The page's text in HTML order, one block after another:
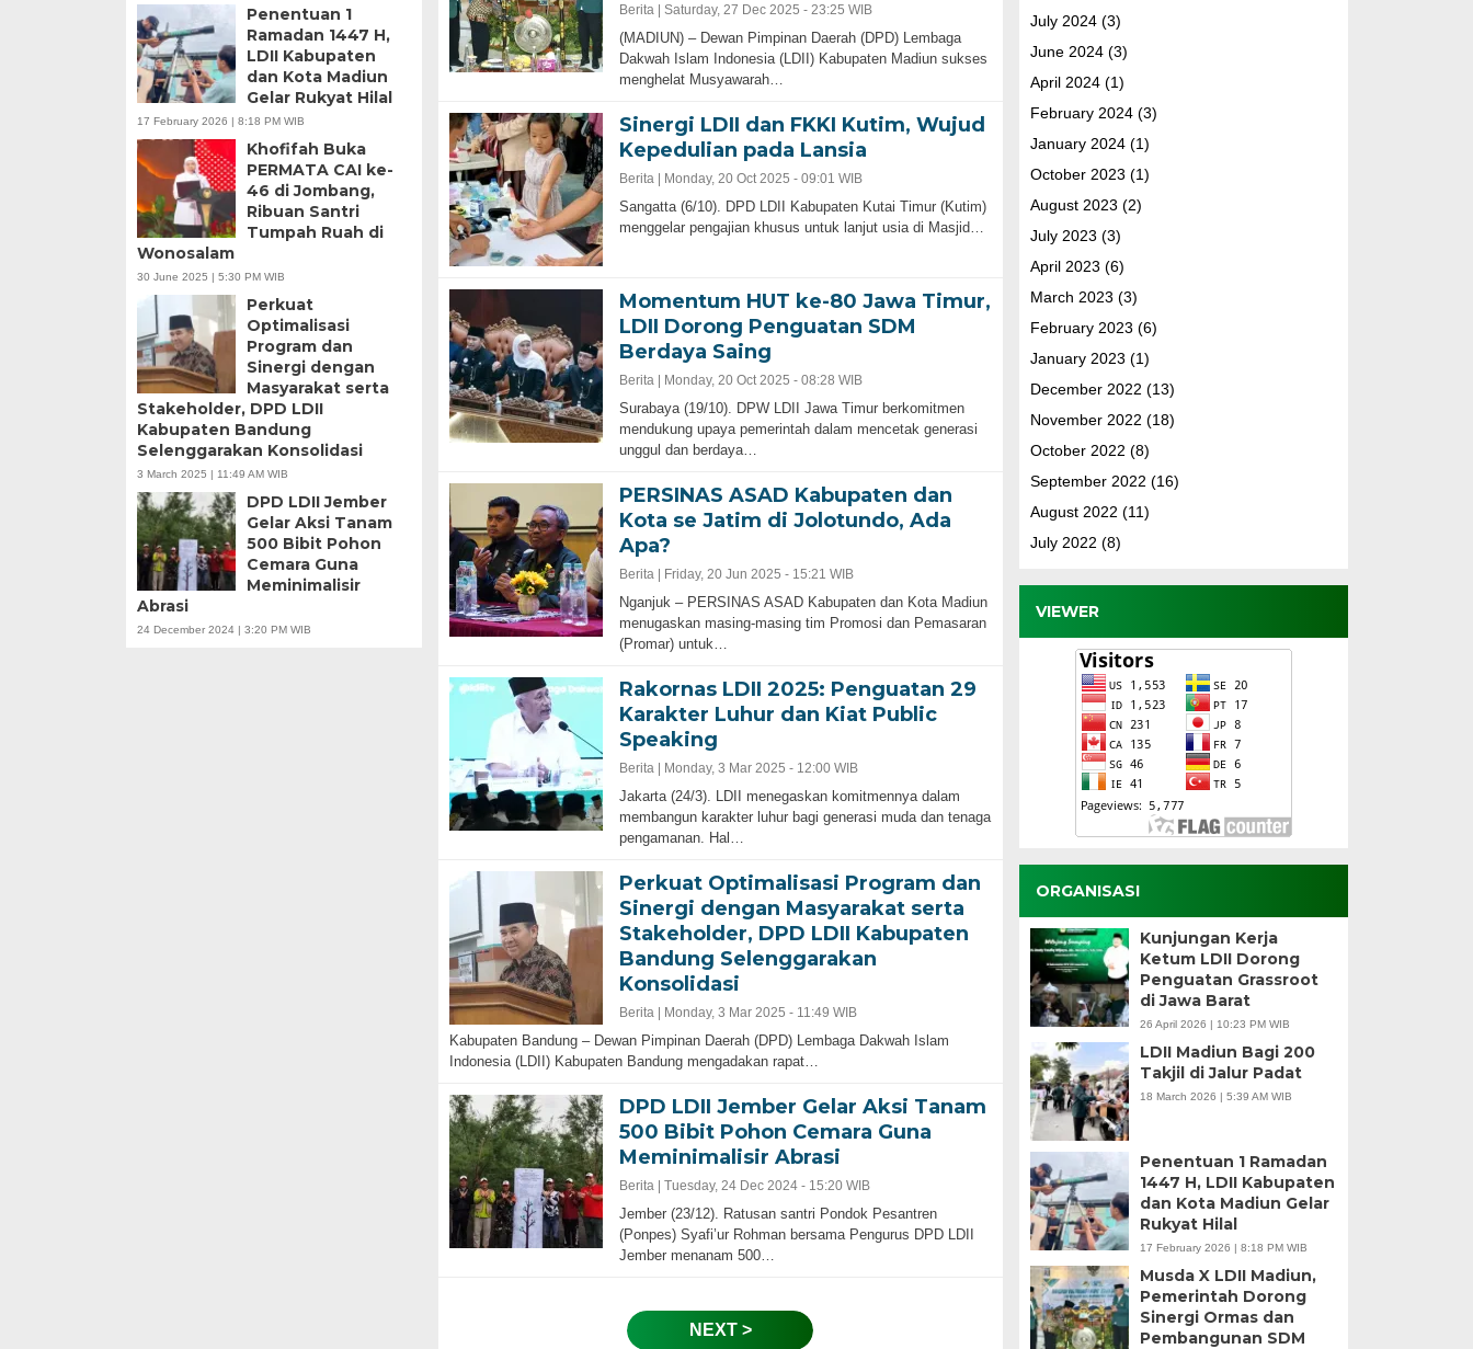
Penentuan 1
Ramadan 1447 H,
LDII Kabupaten
dan Kota Madiun
Gelar Rukyat Hilal
17 February 2026 | 8:18 PM WIB
Khofifah Buka
PERMATA CAI ke-
46 di Jombang,
Ribuan Santri
Tumpah Ruah di
Wonosalam
30 June 2025 | 5:30 PM WIB
Perkuat
Optimalisasi
Program dan
Sinergi dengan
Masyarakat serta
Stakeholder, DPD LDII
Kabupaten Bandung
Selenggarakan Konsolidasi
3 March 2025 | 11:49 AM WIB
DPD LDII Jember
Gelar Aksi Tanam
500 Bibit Pohon
Cemara Guna
Meminimalisir
Abrasi
24 December 2024 | 3:20 PM WIB
Berita | Saturday, 27 Dec 2025 - 23:25 WIB
(MADIUN) – Dewan Pimpinan Daerah (DPD) Lembaga
Dakwah Islam Indonesia (LDII) Kabupaten Madiun sukses
menghelat Musyawarah…
Sinergi LDII dan FKKI Kutim, Wujud
Kepedulian pada Lansia
Berita | Monday, 20 Oct 2025 - 09:01 WIB
Sangatta (6/10). DPD LDII Kabupaten Kutai Timur (Kutim)
menggelar pengajian khusus untuk lanjut usia di Masjid…
Momentum HUT ke-80 Jawa Timur,
LDII Dorong Penguatan SDM
Berdaya Saing
Berita | Monday, 20 Oct 2025 - 08:28 WIB
Surabaya (19/10). DPW LDII Jawa Timur berkomitmen
mendukung upaya pemerintah dalam mencetak generasi
unggul dan berdaya…
PERSINAS ASAD Kabupaten dan
Kota se Jatim di Jolotundo, Ada
Apa?
Berita | Friday, 20 Jun 2025 - 15:21 WIB
Nganjuk – PERSINAS ASAD Kabupaten dan Kota Madiun
menugaskan masing-masing tim Promosi dan Pemasaran
(Promar) untuk…
Rakornas LDII 2025: Penguatan 29
Karakter Luhur dan Kiat Public
Speaking
Berita | Monday, 3 Mar 2025 - 12:00 WIB
Jakarta (24/3). LDII menegaskan komitmennya dalam
membangun karakter luhur bagi generasi muda dan tenaga
pengamanan. Hal…
Perkuat Optimalisasi Program dan
Sinergi dengan Masyarakat serta
Stakeholder, DPD LDII Kabupaten
Bandung Selenggarakan
Konsolidasi
Berita | Monday, 3 Mar 2025 - 11:49 WIB
Kabupaten Bandung – Dewan Pimpinan Daerah (DPD) Lembaga Dakwah Islam
Indonesia (LDII) Kabupaten Bandung mengadakan rapat…
DPD LDII Jember Gelar Aksi Tanam
500 Bibit Pohon Cemara Guna
Meminimalisir Abrasi
Berita | Tuesday, 24 Dec 2024 - 15:20 WIB
Jember (23/12). Ratusan santri Pondok Pesantren
(Ponpes) Syafi’ur Rohman bersama Pengurus DPD LDII
Jember menanam 500…
NEXT >
July 2024(3)
June 2024(3)
April 2024(1)
February 2024(3)
January 2024(1)
October 2023 (1)
August 2023 (2)
July 2023 (3)
April 2023 (6)
March 2023 (3)
February 2023 (6)
January 2023 (1)
December 2022 (13)
November 2022 (18)
October 2022 (8)
September 2022 (16)
August 2022 (11)
July 2022 (8)
VIEWER
ORGANISASI
Kunjungan Kerja
Ketum LDII Dorong
Penguatan Grassroot
di Jawa Barat
26 April 2026 | 10:23 PM WIB
LDII Madiun Bagi 200
Takjil di Jalur Padat
18 March 2026 | 5:39 AM WIB
Penentuan 1 Ramadan
1447 H, LDII Kabupaten
dan Kota Madiun Gelar
Rukyat Hilal
17 February 2026 | 8:18 PM WIB
Musda X LDII Madiun,
Pemerintah Dorong
Sinergi Ormas dan
Pembangunan SDM